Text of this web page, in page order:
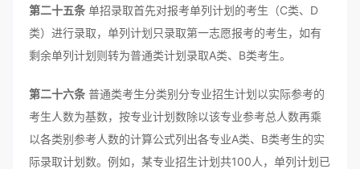
第二十五条 单招录取首先对报考单列计划的考生（C类、D
类）进行录取，单列计划只录取第一志愿报考的考生，如有
剩余单列计划则转为普通类计划录取A类、B类考生。
第二十六条 普通类考生分类别分专业招生计划以实际参考的
考生人数为基数，按专业计划数除以该专业参考总人数再乘
以各类别参考人数的计算公式列出各专业A类、B类考生的实
际录取计划数。例如，某专业招生计划共100人，单列计划已